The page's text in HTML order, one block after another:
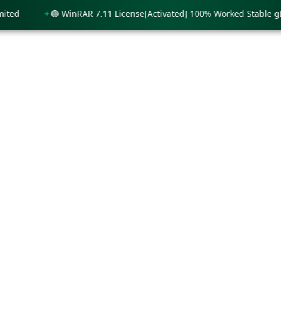
🟢 WinRAR 7.11 License[Activated] 100% Worked Stable gDrive